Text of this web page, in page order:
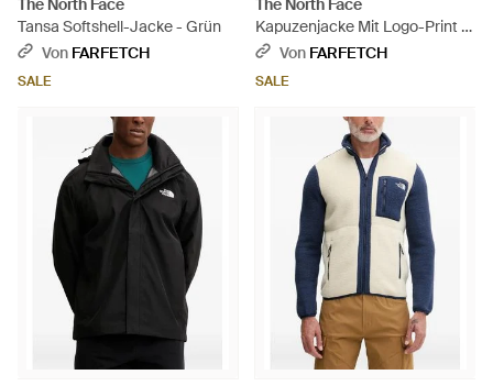
The North Face
Tansa Softshell-Jacke - Grün
Von FARFETCH
SALE
The North Face
Kapuzenjacke Mit Logo-Print -
GrauVon FARFETCH
SALE